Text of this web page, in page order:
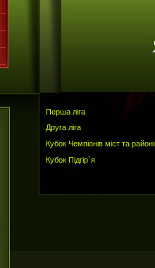
Перша ліга
Друга ліга
Кубок Чемпіонів міст та
Кубок Підгір`я